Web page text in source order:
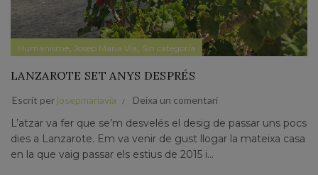
Humanisme, Josep Maria Via, Sin categoría
LANZAROTE SET ANYS DESPRÉS
Escrit per josepmariavia Deixa un comentari
L’atzar va fer que se’m desvelés el desig de passar uns pocs
dies a Lanzarote. Em va venir de gust llogar la mateixa casa
en la que vaig passar els estius de 2015 i...